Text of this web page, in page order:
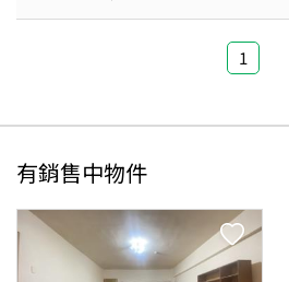
1
有銷售中物件